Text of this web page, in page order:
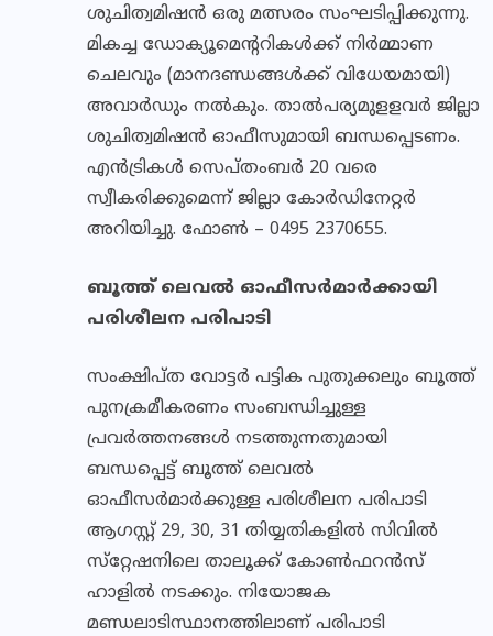
ശുചിത്വമിഷന്‍ ഒരു മത്സരം സംഘടിപ്പിക്കുന്നു.
മികച്ച ഡോക്യൂമെന്ററികള്‍ക്ക് നിര്‍മ്മാണ
ചെലവും (മാനദണ്ഡങ്ങള്‍ക്ക് വിധേയമായി)
അവാര്‍ഡും നല്‍കും. താല്‍പര്യമുളളവര്‍ ജില്ലാ
ശുചിത്വമിഷന്‍ ഓഫീസുമായി ബന്ധപ്പെടണം.
എന്‍ട്രികള്‍ സെപ്തംബര്‍ 20 വരെ
സ്വീകരിക്കുമെന്ന് ജില്ലാ കോര്‍ഡിനേറ്റര്‍
അറിയിച്ചു. ഫോണ്‍ – 0495 2370655.
ബൂത്ത് ലെവല്‍ ഓഫീസര്‍മാര്‍ക്കായി
പരിശീലന പരിപാടി
സംക്ഷിപ്ത വോട്ടര്‍ പട്ടിക പുതുക്കലും ബൂത്ത്
പുനക്രമീകരണം സംബന്ധിച്ചുള്ള
പ്രവര്‍ത്തനങ്ങള്‍ നടത്തുന്നതുമായി
ബന്ധപ്പെട്ട് ബൂത്ത് ലെവല്‍
ഓഫീസര്‍മാര്‍ക്കുള്ള പരിശീലന പരിപാടി
ആഗസ്റ്റ് 29, 30, 31 തിയ്യതികളില്‍ സിവില്‍
സ്‌റ്റേഷനിലെ താലൂക്ക് കോണ്‍ഫറന്‍സ്
ഹാളില്‍ നടക്കും. നിയോജക
മണ്ഡലാടിസ്ഥാനത്തിലാണ് പരിപാടി